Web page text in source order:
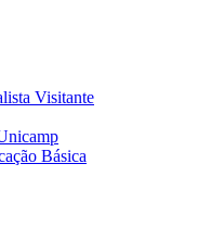
Visitante
Básica